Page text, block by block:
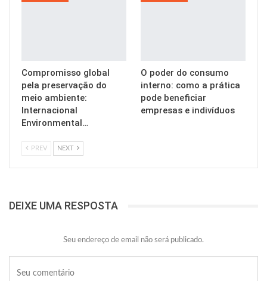
Compromisso global
pela preservação do
meio ambiente:
Internacional
Environmental…
O poder do consumo
interno: como a prática
pode beneficiar
empresas e indivíduos
PREV NEXT
DEIXE UMA RESPOSTA
Seu endereço de email não será publicado.